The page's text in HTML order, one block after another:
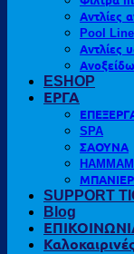
Αντλίες
Pool
Αντλίες
ESHOP
ΕΡΓΑ
SPA
ΣΑΟΥΝΑ
HAMMAM
SUPPORT
Blog